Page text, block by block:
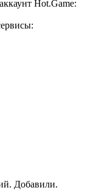
Hot.Game:
Добавили.